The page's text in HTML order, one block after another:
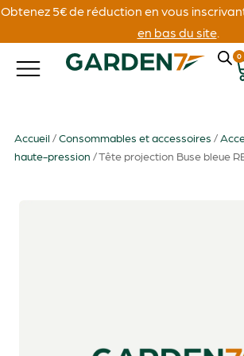
Obtenez 5€ de réduction en vous
en bas du site.
0
Accueil /Consommables et accessoires /
haute-pression / Tête projection Buse bleue